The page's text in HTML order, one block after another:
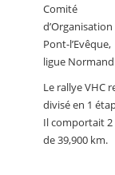
Comité
Pont-l’Evêque,
ligue
Le rallye VHC
divisé en 1
Il comportait 2
de 39,900 km.